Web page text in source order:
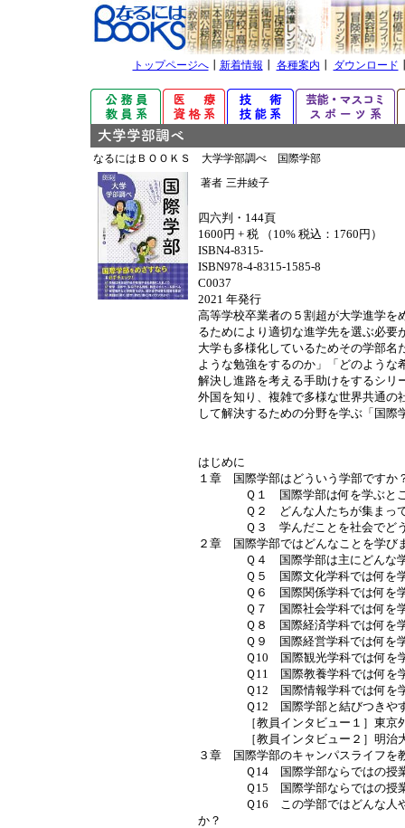
トップページへ┃ 新着情報 各種案内 ダウンロード
なるにはＢＯＯＫＳ 大学学部調べ 国際学部
著者 三井綾子
四六判・144頁
1600円 + 税 （10% 税込：1760円）
ISBN4-8315-
ISBN978-4-8315-1585-8
C0037
2021 年発行
高等学校卒業者の５割超が大学進学を
るためにより適切な進学先を選ぶ必要
大学も多様化しているためその学部名
ような勉強をするのか」「どのような
解決し進路を考える手助けをするシリ
外国を知り、複雑で多様な世界共通の
して解決するための分野を学ぶ「国際
はじめに
１章 国際学部はどういう学部ですか
Ｑ１ 国際学部は何を学ぶとこ
Ｑ２ どんな人たちが集まって
Ｑ３ 学んだことを社会でどう
２章 国際学部ではどんなことを学び
Ｑ４ 国際学部は主にどんな学
Ｑ５ 国際文化学科では何を学
Ｑ６ 国際関係学科では何を学
Ｑ７ 国際社会学科では何を学
Ｑ８ 国際経済学科では何を学
Ｑ９ 国際経営学科では何を学
Ｑ10 国際観光学科では何を学
Ｑ11 国際教養学科では何を学
Ｑ12 国際情報学科では何を学
Ｑ12 国際学部と結びつきやす
［教員インタビュー１］東京外
［教員インタビュー２］明治
３章 国際学部のキャンパスライフを
Ｑ14 国際学部ならではの授業
Ｑ15 国際学部ならではの授業
Ｑ16 この学部ではどんな人や
か？